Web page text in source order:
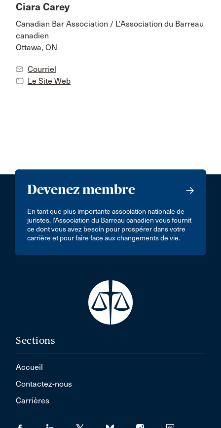
Ciara Carey
Canadian Bar Association / L'Association du Barreau
canadien
Ottawa, ON
Courriel
Le Site Web
Devenez membre
En tant que plus importante association nationale de
juristes, l’Association du Barreau canadien vous fournit
ce dont vous avez besoin pour prospérer dans votre
carrière et pour faire face aux changements de vie.
Sections
Accueil
Contactez-nous
Carrières